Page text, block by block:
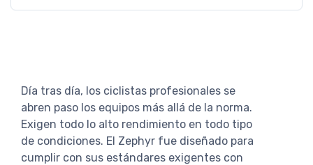
Día tras día, los ciclistas profesionales se
abren paso los equipos más allá de la norma.
Exigen todo lo alto rendimiento en todo tipo
de condiciones. El Zephyr fue diseñado para
cumplir con sus estándares exigentes con